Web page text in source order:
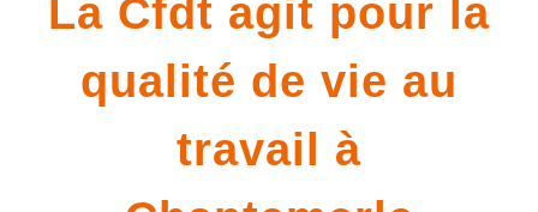
La Cfdt agit pour la
qualité de vie au
travail à